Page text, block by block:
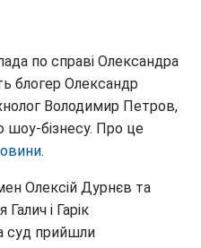
по справі Олександра
блогер Олександр
Володимир Петров,
шоу-бізнесу. Про це
.
Олексій Дурнєв та
і Гарік
суд прийшли